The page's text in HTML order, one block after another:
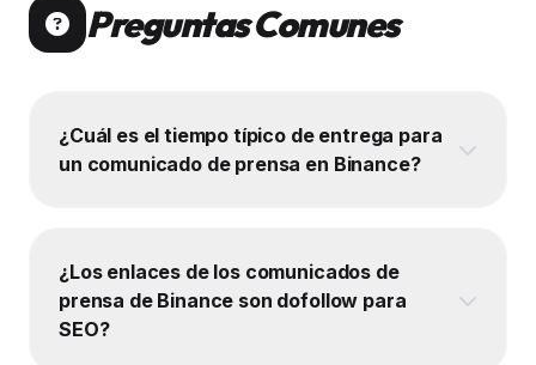
Preguntas Comunes
¿Cuál es el tiempo típico de entrega para
un comunicado de prensa en Binance?
¿Los enlaces de los comunicados de
prensa de Binance son dofollow para
SEO?